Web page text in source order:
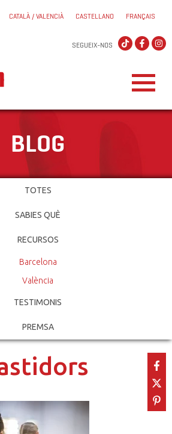
CATALÀ / VALENCIÀ CASTELLANO FRANÇAIS
SEGUEIX-NOS
BLOG
TOTES
SABIES QUÈ
RECURSOS
Barcelona
València
TESTIMONIS
PREMSA